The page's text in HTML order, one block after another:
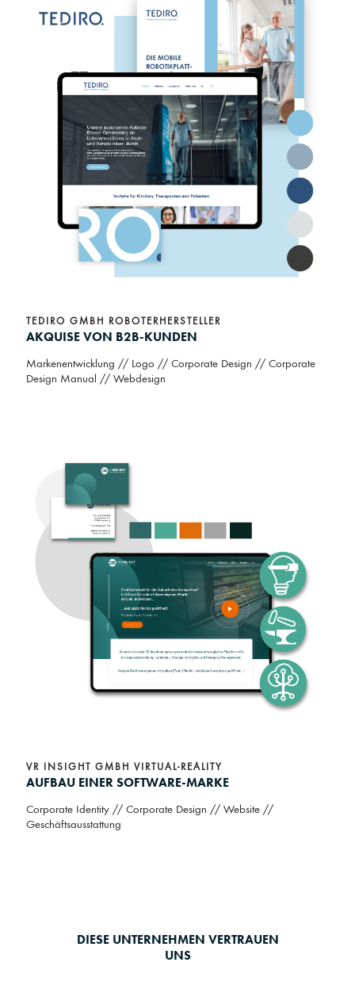
TEDIRO GMBH ROBOTERHERSTELLER
AKQUISE VON B2B-KUNDEN
Markenentwicklung // Logo // Corporate Design // Corporate
Design Manual // Webdesign
VR INSIGHT GMBH VIRTUAL-REALITY
AUFBAU EINER SOFTWARE-MARKE
Corporate Identity // Corporate Design // Website //
Geschäftsausstattung
DIESE UNTERNEHMEN VERTRAUEN
UNS